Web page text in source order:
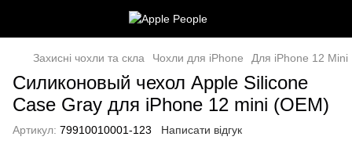
Захисні чохли та скла Чохли для iPhone Для iPhone 12 Mini
Силиконовый чехол Apple Silicone
Case Gray для iPhone 12 mini (OEM)
Артикул: 79910010001-123 Написати відгук